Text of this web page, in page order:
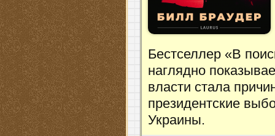
Бестселлер «В
наглядно
власти стала
президентские
Украины.